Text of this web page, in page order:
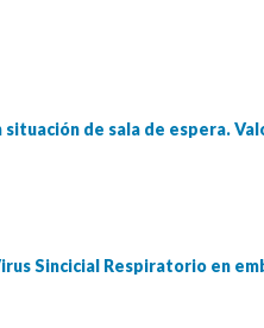
de sala de espera.
Sincicial Respiratorio en